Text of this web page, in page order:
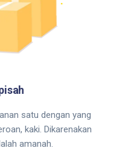
satu dengan yang
kaki. Dikarenakan
amanah.